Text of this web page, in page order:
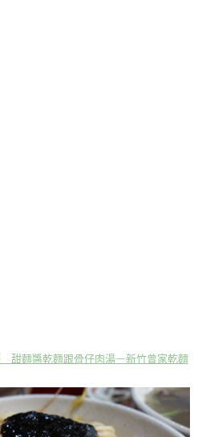
甜麵醬乾麵跟骨仔肉湯－新竹曾家乾麵